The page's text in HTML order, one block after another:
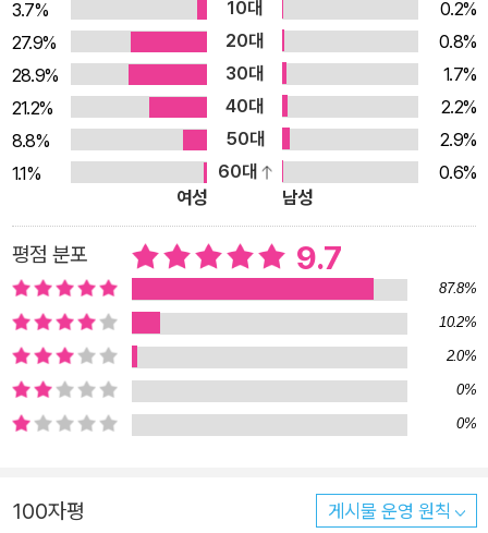
《여름은 고작 계절》은 자신의 자리를 찾지 못하는 서러움을 "사
랑과 연대의 감각", 우정으로 해소할 수 있을지도 모른다고 이야
기한다. 친구가 세상의 전부인 것처럼 느껴지고, 무리 지어 다니
기 위해서라면 누군가의 손을 거침없이 놓아버릴 수도 있었던 사
춘기는 제니가 살던 미국의 작은 소도시와 닮았다. 고작 계절일
뿐인 여름에서 사랑스러움을 발견하고 간직했던 한나처럼, "터무
니없는 기쁨과 괴물 같은 고통"을 함께 안겨주던 지나가버린 시
절의 친구들을 떠올려본다. 우리를 파괴했던 외로움과, 그럼에도
우리를 파멸에서 구해낸 사랑과 우정을 다시 한번 불러낸다. 그리
고 여전히 "햇빛 한 점 없는 동굴"을 헤매는 이들에게 손을 내밀
자. 한국인과 미국인, 여자와 남자, 아이와 어른 중 어느 것도 선
택하지 않기로 하자. 선택지를 벗어나 너와 나를 가르는 경계를
지우고 천국도 지옥도 없는 곳으로 함께 가자. 이것이 제니가 긴
반성문을 통해 우리에게 전하려는 말이다. 이야기는 손이 통과하
길 기다리지 말고, 팔을 뻗어야 한다는 것을요. 기다리는 사람에
3.7% 10대
0.2%
27.9%
20대
0.8%
28.9%
30대
1.7%
21.2%
40대
2.2%
8.8%
50대
2.9%
1.1%
60대
0.6%
여성
남성
평점 분포 9.7
87.8%
10.2%
2.0%
0%
0%
100자평 게시물 운영 원칙